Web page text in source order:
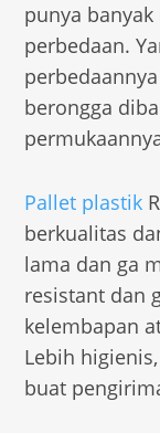
punya
perbedaan.
berongga
Pallet plastik
berkualitas
lama dan ga
resistant dan
kelembapan
Lebih
buat